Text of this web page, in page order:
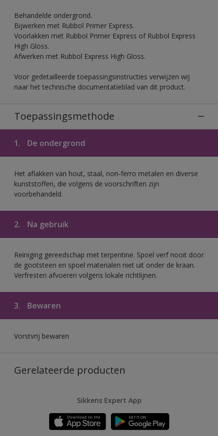
Behandelde ondergrond.
Bijwerken met Rubbol Primer Express.
Voorlakken met Rubbol Primer Express of Rubbol Express
High Gloss.
Afwerken met Rubbol Express High Gloss.
Voor gedetailleerde toepassingsinstructies verwijzen wij
naar het technische documentatieblad van dit product.
Toepassingsmethode
1. De ondergrond
Het aflakken van hout, staal, non-ferro metalen en diverse
kunststoffen, die volgens de voorschriften zijn
voorbehandeld.
2. Na gebruik
Reiniging gereedschap met terpentine. Spoel verf nooit door
de gootsteen en spoel materialen niet uit onder de kraan.
Verfresten afvoeren volgens lokale richtlijnen.
3. Bewaren
Vorstvrij bewaren
Gerelateerde producten
Sikkens Expert App